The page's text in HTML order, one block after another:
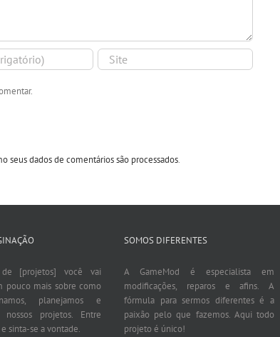
seus dados de comentários são processados.
de [projetos] você vai
pouco mais sobre como
planejamos e
nossos projetos. Entre
sinta-se a vontade.
SOMOS DIFERENTES
A GameMod é especialista em
modificações, reparos e afins. A
fórmula para sermos diferentes é a
paixão pelo que fazemos. Aqui todo
projeto é único!